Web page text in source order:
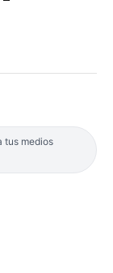
tus medios